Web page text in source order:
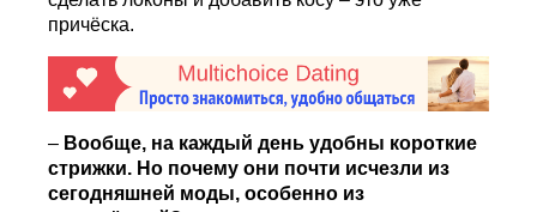
причёска.
– Вообще, на каждый день удобны короткие
стрижки. Но почему они почти исчезли из
сегодняшней моды, особенно из